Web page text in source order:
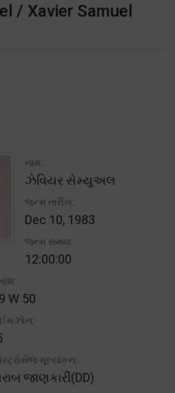
/ Xavier Samuel
નામ:
ઝેવિયર સેમ્યુઅલ
જન્મ તારીખ:
Dec 10, 1983
જન્મ સમય:
12:00:00
W 50
મૂલ્યાંકન:
જાણકારી(DD)